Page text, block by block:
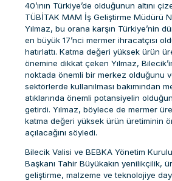
40’ının Türkiye’de olduğunun altını
TÜBİTAK MAM İş Geliştirme Müdürü
Yılmaz, bu orana karşın Türkiye’nin
en büyük 17’nci mermer ihracatçısı
hatırlattı. Katma değeri yüksek ürün
önemine dikkat çeken Yılmaz,
noktada önemli bir merkez olduğunu
sektörlerde kullanılması bakımından
atıklarında önemli potansiyelin
getirdi. Yılmaz, böylece de mermer
katma değeri yüksek ürün üretiminin
açılacağını söyledi.
Bilecik Valisi ve BEBKA Yönetim
Başkanı Tahir Büyükakın yenilikçilik,
geliştirme, malzeme ve teknolojiye